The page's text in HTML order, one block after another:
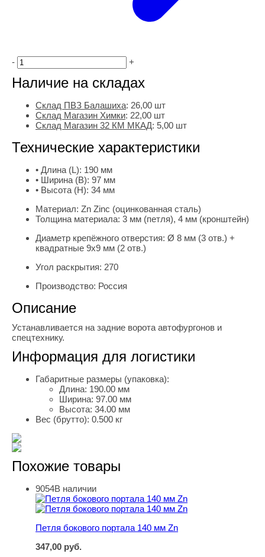
- +
Наличие на складах
Склад ПВЗ Балашиха: 26,00 шт
Склад Магазин Химки: 22,00 шт
Склад Магазин 32 КМ МКАД: 5,00 шт
Технические характеристики
• Длина (L): 190 мм
• Ширина (B): 97 мм
• Высота (H): 34 мм
Материал: Zn Zinc (оцинкованная сталь)
Толщина материала: 3 мм (петля), 4 мм (кронштейн)
Диаметр крепёжного отверстия: Ø 8 мм (3 отв.) +
квадратные 9х9 мм (2 отв.)
Угол раскрытия: 270
Производство: Россия
Описание
Устанавливается на задние ворота автофургонов и
спецтехнику.
Информация для логистики
Габаритные размеры (упаковка):
Длина: 190.00 мм
Ширина: 97.00 мм
Высота: 34.00 мм
Вес (брутто): 0.500 кг
Похожие товары
Петля бокового портала 140 мм Zn
9054В наличии
Петля бокового портала 140 мм Zn
347,00 руб.